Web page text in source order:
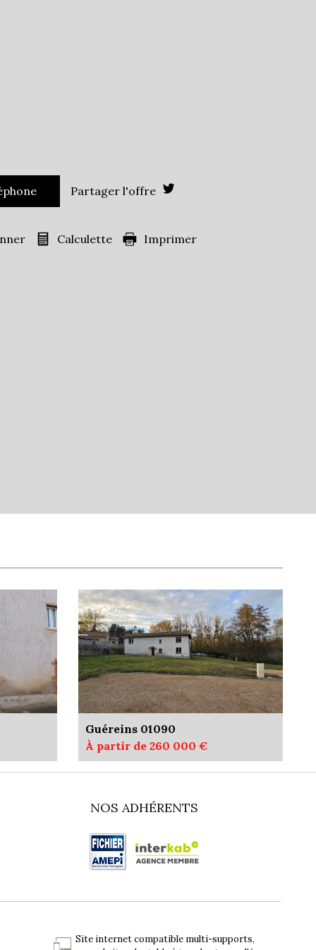
Partager l'offre
Calculette Imprimer
Guéreins 01090
À partir de 260 000 €
NOS ADHÉRENTS
Site internet compatible multi-supports,